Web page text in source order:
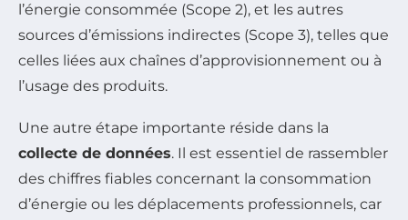
l’énergie consommée (Scope 2), et les autres
sources d’émissions indirectes (Scope 3), telles que
celles liées aux chaînes d’approvisionnement ou à
l’usage des produits.
Une autre étape importante réside dans la
collecte de données. Il est essentiel de rassembler
des chiffres fiables concernant la consommation
d’énergie ou les déplacements professionnels, car